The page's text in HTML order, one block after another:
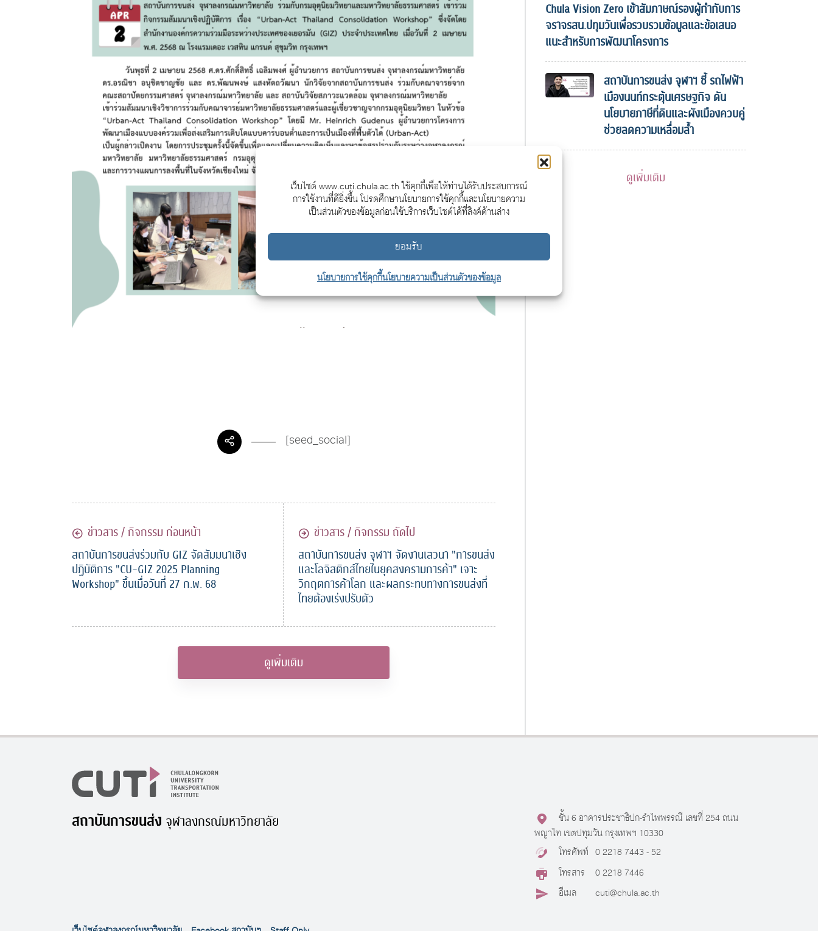
เว็บไซต์ www.cuti.chula.ac.th ใช้คุกกี้เพื่อให้ท่านได้รับประสบการณ์
การใช้งานที่ดียิ่งขึ้น โปรดศึกษานโยบายการใช้คุกกี้และนโยบายความ
เป็นส่วนตัวของข้อมูลก่อนใช้บริการเว็บไซต์ได้ที่ลิงค์ด้านล่าง
ยอมรับ
นโยบายการใช้คุกกี้นโยบายความเป็นส่วนตัวของข้อมูล
[seed_social]
ข่าวสาร / กิจกรรม ก่อนหน้า
สถาบันการขนส่งร่วมกับ GIZ จัดสัมมนาเชิง
ปฏิบัติการ "CU-GIZ 2025 Planning
Workshop" ขึ้นเมื่อวันที่ 27 ก.พ. 68
ข่าวสาร / กิจกรรม ถัดไป
สถาบันการขนส่ง จุฬาฯ จัดงานเสวนา "การขนส่ง
และโลจิสติกส์ไทยในยุคสงครามการค้า" เจาะ
วิกฤตการค้าโลก และผลกระทบทางการขนส่งที่
ไทยต้องเร่งปรับตัว
ดูเพิ่มเติม
Chula Vision Zero เข้าสัมภาษณ์รองผู้กำกับการ
จราจรสน.ปทุมวันเพื่อรวบรวมข้อมูลและข้อเสนอ
แนะสำหรับการพัฒนาโครงการ
สถาบันการขนส่ง จุฬาฯ ชี้ รถไฟฟ้า
เมืองนนท์กระตุ้นเศรษฐกิจ ดัน
นโยบายภาษีที่ดินและผังเมืองควบคู่
ช่วยลดความเหลื่อมล้ำ
ดูเพิ่มเติม
สถาบันการขนส่ง จุฬาลงกรณ์มหาวิทยาลัย
ชั้น 6 อาคารประชาธิปก-รำไพพรรณี เลขที่ 254 ถนน
พญาไท เขตปทุมวัน กรุงเทพฯ 10330
โทรศัพท์ 0 2218 7443 - 52
โทรสาร
0 2218 7446
อีเมล
cuti@chula.ac.th